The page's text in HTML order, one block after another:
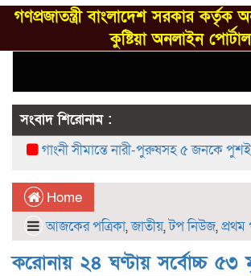
গণপ্রজাতন্ত্রী বাংলাদেশ সরকার কর্তৃক
কুষ্টিয়া অনলাইন পোর্টাল
সংবাদ শিরোনাম :
গাংনী সীমান্তে নারী-পুরুষসহ ৫ জনকে পুশইনের
Home
আজকের পত্রিকা,জাতীয়,টপ নিউজ,প্রথম
করোনায় ২৪ ঘণ্টায় সর্বোচ্চ ৫৩